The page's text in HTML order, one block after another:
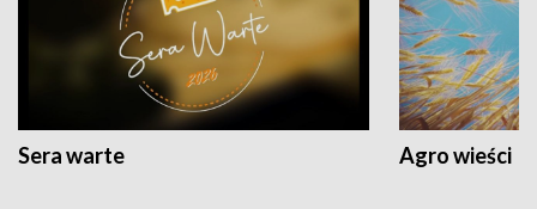
Sera warte Agro wieści